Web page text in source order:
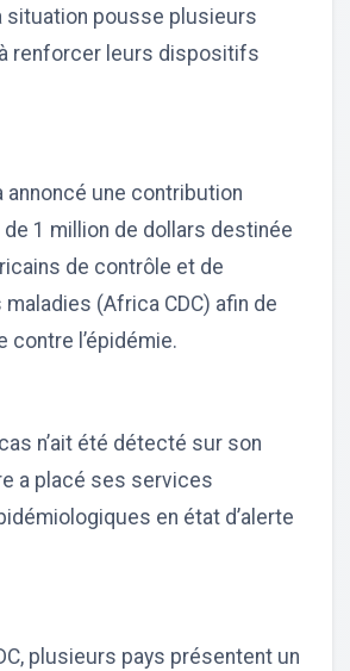
situation pousse plusieurs
renforcer leurs dispositifs
annoncé une contribution
1 million de dollars destinée
de contrôle et de
(Africa CDC) afin de
contre l’épidémie.
n’ait été détecté sur son
a placé ses services
en état d’alerte
plusieurs pays présentent un